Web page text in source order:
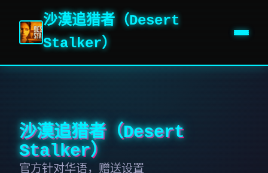
沙漠追猎者（Desert
Stalker）
沙漠追猎者（Desert
Stalker）
官方针对华语，赠送设置